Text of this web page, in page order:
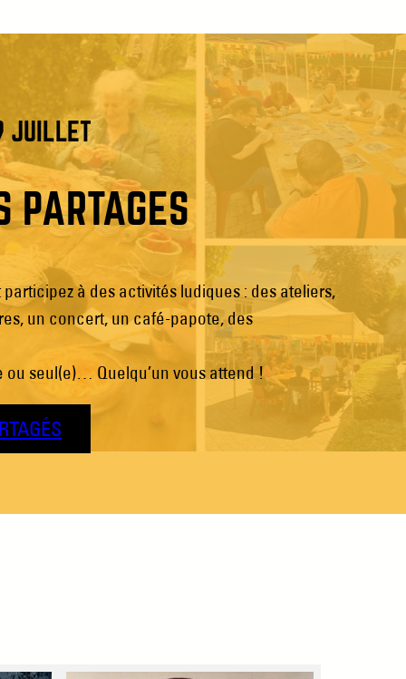
JUILLET
PARTAGÉS
à des activités ludiques : des ateliers,
un concert, un café-papote, des
ou seul(e)… Quelqu’un vous attend !